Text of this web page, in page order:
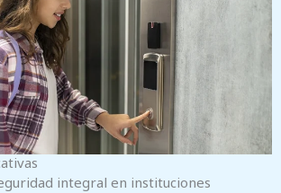
integral en instituciones